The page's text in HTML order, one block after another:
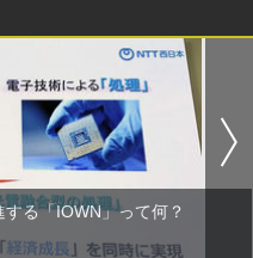
る「IOWN」って何？